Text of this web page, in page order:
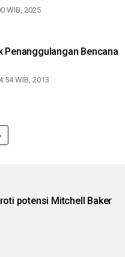
WIB, 2025
Penanggulangan Bencana
WIB, 2013
potensi Mitchell Baker